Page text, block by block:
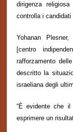
dirigenza
controlla i
Yohanan
[centro
rafforzamento
descritto la
israeliana degli
“È evidente che
esprimereun